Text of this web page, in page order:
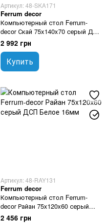
Артикул: 48-SKA171
Ferrum decor
Компьютерный стол Ferrum-
decor Скай 75x140x70 серый ДСП
Белое 16мм
2 992 грн
Купить
Артикул: 48-RAY131
Ferrum decor
Компьютерный стол Ferrum-
decor Райан 75x120x60 серый
ДСП Белое 16мм
2 456 грн